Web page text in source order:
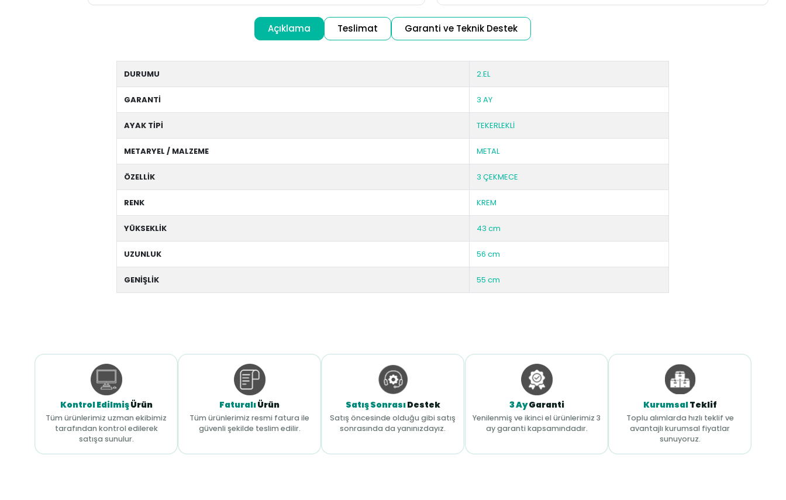
Açıklama Teslimat Garanti ve Teknik Destek
DURUMU 2.EL
GARANTİ 3 AY
AYAK TİPİ TEKERLEKLİ
METARYEL / MALZEME METAL
ÖZELLİK 3 ÇEKMECE
RENK KREM
YÜKSEKLİK 43 cm
UZUNLUK 56 cm
GENİŞLİK 55 cm
Kontrol EdilmişÜrün
Tüm ürünlerimiz uzman ekibimiz
tarafından kontrol edilerek
satışa sunulur.
FaturalıÜrün
Tüm ürünlerimiz resmi fatura ile
güvenli şekilde teslim edilir.
Satış SonrasıDestek
Satış öncesinde olduğu gibi satış
sonrasında da yanınızdayız.
3 AyGaranti
Yenilenmiş ve ikinci el ürünlerimiz 3
ay garanti kapsamındadır.
KurumsalTeklif
Toplu alımlarda hızlı teklif ve
avantajlı kurumsal fiyatlar
sunuyoruz.